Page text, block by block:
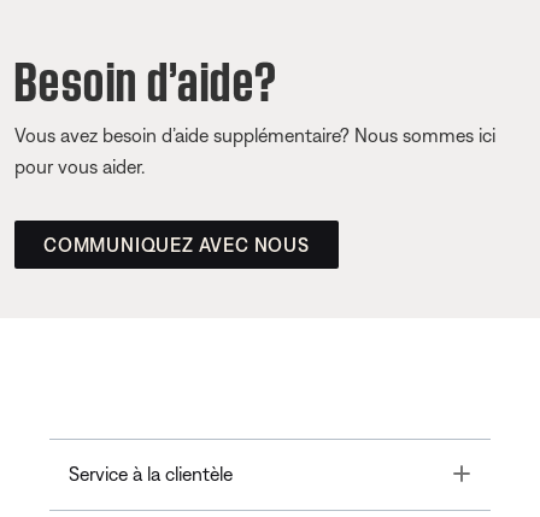
Besoin d’aide?
Vous avez besoin d’aide supplémentaire? Nous sommes ici
pour vous aider.
COMMUNIQUEZ AVEC NOUS
Service à la clientèle Toggle